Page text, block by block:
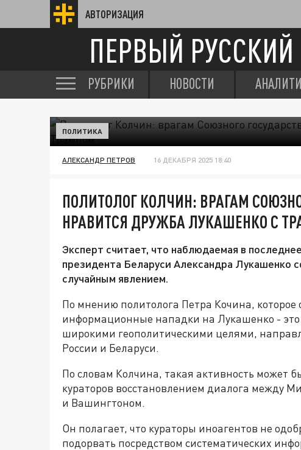
АВТОРИЗАЦИЯ
ПЕРВЫЙ РУССКИЙ
РУБРИКИ НОВОСТИ
ПОЛИТИКА
АЛЕКСАНДР ПЕТРОВ 16 ДЕКАБРЯ 2025 18:40
ПОЛИТОЛОГ КОЛЧИН: ВРАГАМ
НРАВИТСЯ ДРУЖБА ЛУКАШЕНКО С
Эксперт считает, что наблюдаемая в
президента Беларуси Александра Лукашенко
случайным явлением.
По мнению политолога Петра Кочина, которое
информационные нападки на Лукашенко -
широкими геополитическими целями,
России и Беларуси.
По словам Колчина, такая активность может
кураторов восстановлением диалога между
и Вашингтоном.
Он полагает, что кураторы иноагентов не
подорвать посредством систематических